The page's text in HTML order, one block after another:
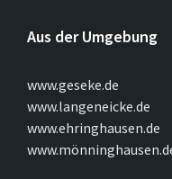
Aus der Umgebung
www.geseke.de
www.langeneicke.de
www.ehringhausen.de